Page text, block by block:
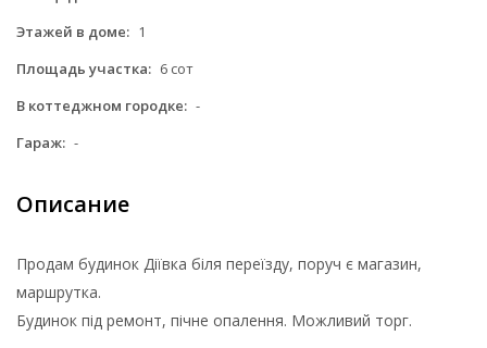
Этажей в доме: 1
Площадь участка: 6 сот
В коттеджном городке: -
Гараж: -
Описание
Продам будинок Діївка біля переїзду, поруч є магазин,
маршрутка.
Будинок під ремонт, пічне опалення. Можливий торг.